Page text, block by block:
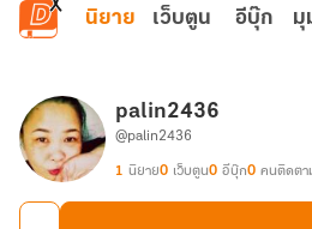
ข้ามไปยังเนื้อหาหลัก
นิยาย เว็บตูน อีบุ๊ก มุ
palin2436
@palin2436
1 นิยาย0 เว็บตูน0 อีบุ๊ก0 คนติดตา